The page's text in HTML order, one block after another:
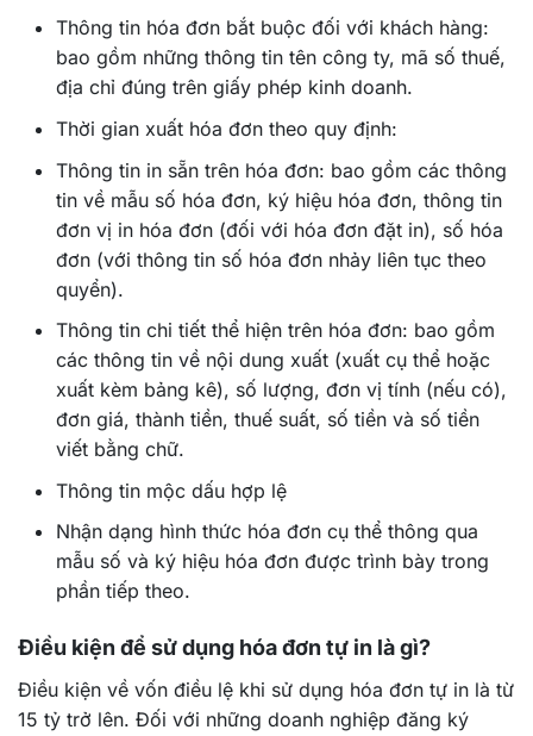
Thông tin hóa đơn bắt buộc đối với khách hàng:
bao gồm những thông tin tên công ty, mã số thuế,
địa chỉ đúng trên giấy phép kinh doanh.
Thời gian xuất hóa đơn theo quy định:
Thông tin in sẵn trên hóa đơn: bao gồm các thông
tin về mẫu số hóa đơn, ký hiệu hóa đơn, thông tin
đơn vị in hóa đơn (đối với hóa đơn đặt in), số hóa
đơn (với thông tin số hóa đơn nhảy liên tục theo
quyển).
Thông tin chi tiết thể hiện trên hóa đơn: bao gồm
các thông tin về nội dung xuất (xuất cụ thể hoặc
xuất kèm bảng kê), số lượng, đơn vị tính (nếu có),
đơn giá, thành tiền, thuế suất, số tiền và số tiền
viết bằng chữ.
Thông tin mộc dấu hợp lệ
Nhận dạng hình thức hóa đơn cụ thể thông qua
mẫu số và ký hiệu hóa đơn được trình bày trong
phần tiếp theo.
Điều kiện để sử dụng hóa đơn tự in là gì?
Điều kiện về vốn điều lệ khi sử dụng hóa đơn tự in là từ
15 tỷ trở lên. Đối với những doanh nghiệp đăng ký